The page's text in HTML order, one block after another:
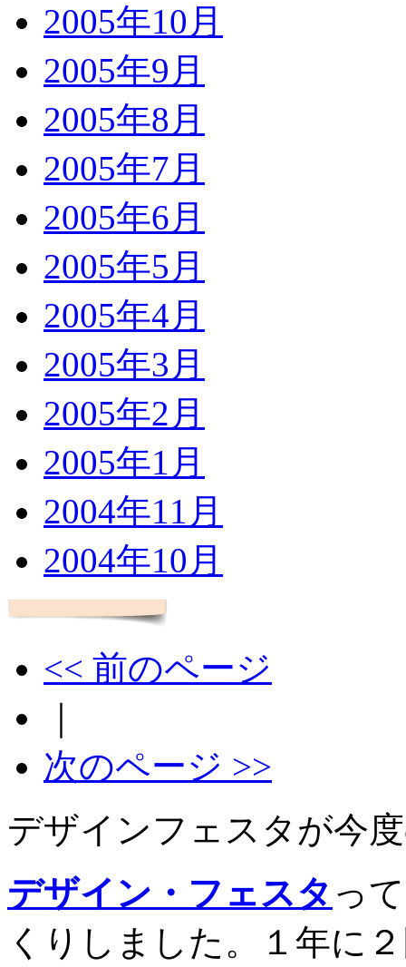
2005年10月
2005年9月
2005年8月
2005年7月
2005年6月
2005年5月
2005年4月
2005年3月
2005年2月
2005年1月
2004年11月
2004年10月
<< 前のページ
次のページ >>
デザインフェスタが今
デザイン・フェスタ っ
くりしました。１年に